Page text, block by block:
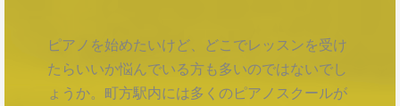
ピアノを始めたいけど、どこでレッスンを受け
たらいいか悩んでいる方も多いのではないでし
ょうか。町方駅内には多くのピアノスクールが